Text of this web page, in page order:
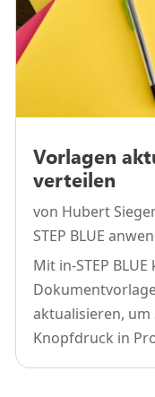
Vorlagen
verteilen
von Hubert
STEP BLUE
Mit in-STEP
aktualisieren, um
Knopfdruck in